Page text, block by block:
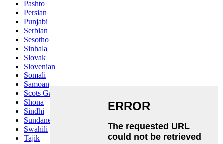
Pashto
Persian
Punjabi
Serbian
Sesotho
Sinhala
Slovak
Slovenian
Somali
Samoan
Scots Gaelic
Shona
Sindhi
Sundanese
Swahili
Tajik